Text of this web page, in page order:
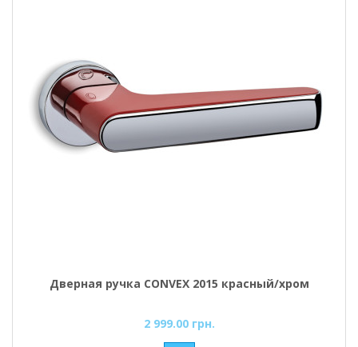
Дверная ручка CONVEX 2015 красный/хром
2 999.00 грн.